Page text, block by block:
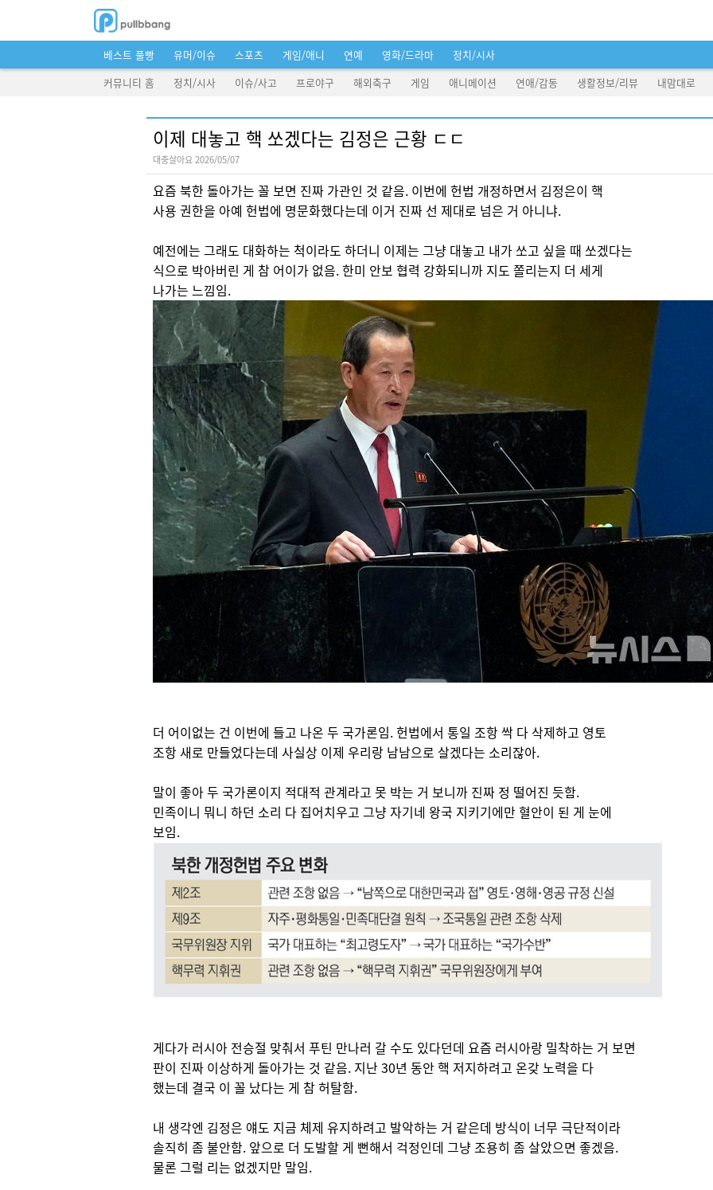
베스트 풀빵 유머/이슈 스포츠 게임/애니 연예 영화/드라마
정치/시사
커뮤니티 홈
정치/시사 이슈/사고 프로야구 해외축구 게임 애니메이션 연애/감동 생활정보/리뷰 내맘대로
이제 대놓고 핵 쏘겠다는 김정은 근황 ㄷㄷ
대충살아요 2026/05/07
요즘 북한 돌아가는 꼴 보면 진짜 가관인 것 같음. 이번에 헌법 개정하면서 김정은이 핵
사용 권한을 아예 헌법에 명문화했다는데 이거 진짜 선 제대로 넘은 거 아니냐.
예전에는 그래도 대화하는 척이라도 하더니 이제는 그냥 대놓고 내가 쏘고 싶을 때 쏘겠다는
식으로 박아버린 게 참 어이가 없음. 한미 안보 협력 강화되니까 지도 쫄리는지 더 세게
나가는 느낌임.
더 어이없는 건 이번에 들고 나온 두 국가론임. 헌법에서 통일 조항 싹 다 삭제하고 영토
조항 새로 만들었다는데 사실상 이제 우리랑 남남으로 살겠다는 소리잖아.
말이 좋아 두 국가론이지 적대적 관계라고 못 박는 거 보니까 진짜 정 떨어진 듯함.
민족이니 뭐니 하던 소리 다 집어치우고 그냥 자기네 왕국 지키기에만 혈안이 된 게 눈에
보임.
게다가 러시아 전승절 맞춰서 푸틴 만나러 갈 수도 있다던데 요즘 러시아랑 밀착하는 거 보면
판이 진짜 이상하게 돌아가는 것 같음. 지난 30년 동안 핵 저지하려고 온갖 노력을 다
했는데 결국 이 꼴 났다는 게 참 허탈함.
내 생각엔 김정은 얘도 지금 체제 유지하려고 발악하는 거 같은데 방식이 너무 극단적이라
솔직히 좀 불안함. 앞으로 더 도발할 게 뻔해서 걱정인데 그냥 조용히 좀 살았으면 좋겠음.
물론 그럴 리는 없겠지만 말임.